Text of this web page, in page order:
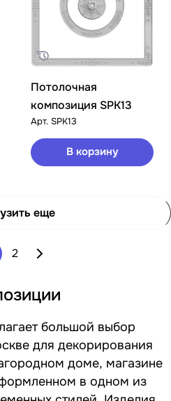
Потолочная
композиция SPK13
Арт. SPK13
В корзину
еще
2
большой выбор
для декорирования
доме, магазине
в одном из